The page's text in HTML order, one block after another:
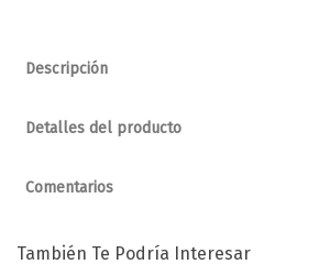
Descripción
Detalles del producto
Comentarios
También Te Podría Interesar